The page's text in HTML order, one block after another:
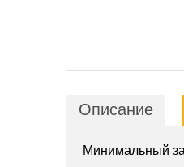
Описание
Минимальный